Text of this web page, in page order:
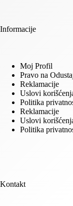
Informacije
Moj Profil
Pravo na
Reklamacije
Uslovi
Politika
Reklamacije
Uslovi
Politika
Kontakt